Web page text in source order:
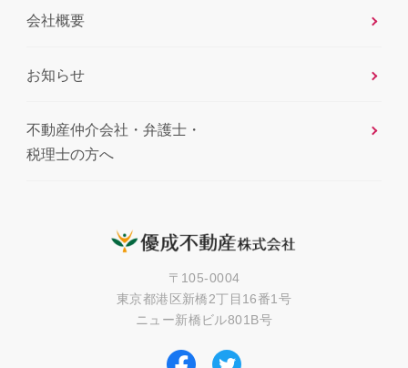
〒105-0004
東京都港区新橋2丁目16番1号
ニュー新橋ビル801B号
会社概要
お知らせ
不動産仲介会社・弁護士・
税理士の方へ